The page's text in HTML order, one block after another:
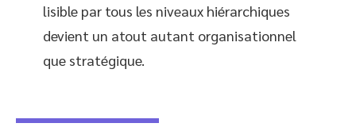
lisible par tous les niveaux hiérarchiques
devient un atout autant organisationnel
que stratégique.